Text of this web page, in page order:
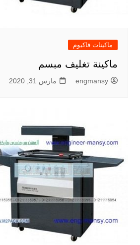
ماكينات فاكيوم
ماكينة تغليف مبسم
engmansy مارس 31, 2020